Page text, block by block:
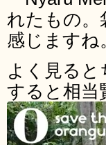
れたもの。
感じますね
よく見る
すると相当